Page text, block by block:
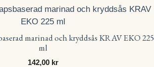
marinad och kryddsås KRAV EKO 225
ml
142,00 kr